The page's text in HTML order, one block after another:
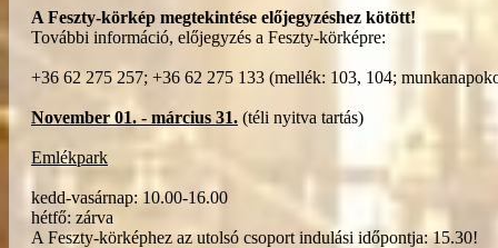
A Feszty-körkép megtekintése előjegyzéshez kötött!
További információ, előjegyzés a Feszty-körképre:
+36 62 275 257; +36 62 275 133 (mellék: 103, 104;
November 01. - március 31. (téli nyitva tartás)
Emlékpark
kedd-vasárnap: 10.00-16.00
hétfő: zárva
A Feszty-körképhez az utolsó csoport indulási időpontja: 15.30!